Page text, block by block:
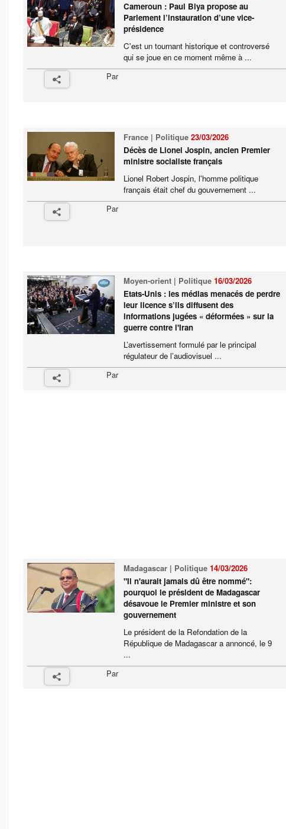
Cameroun : Paul Biya propose au
Parlement l’instauration d’une vice-
présidence
C'est un tournant historique et controversé
qui se joue en ce moment même à ...
Par
France | Politique23/03/2026
Décès de Lionel Jospin, ancien Premier
ministre socialiste français
Lionel Robert Jospin, l'homme politique
français était chef du gouvernement ...
Par
Moyen-orient | Politique16/03/2026
Etats-Unis : les médias menacés de perdre
leur licence s’ils diffusent des
informations jugées « déformées » sur la
guerre contre l'Iran
L’avertissement formulé par le principal
régulateur de l’audiovisuel ...
Par
Madagascar | Politique14/03/2026
"Il n'aurait jamais dû être nommé":
pourquoi le président de Madagascar
désavoue le Premier ministre et son
gouvernement
Le président de la Refondation de la
République de Madagascar a annoncé, le 9
...
Par